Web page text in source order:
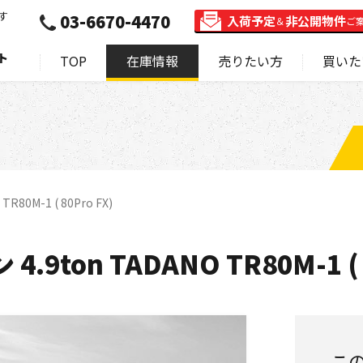
TOP 在庫情報 売りたい方 買い
03-6670-4470 入荷予定＆非公開物件ご
1 ( 80Pro FX)
4.9ton TADANO TR80M-1